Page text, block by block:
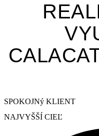
SPOKOJNý KLIENT
NAJVYŠŠÍ CIEĽ